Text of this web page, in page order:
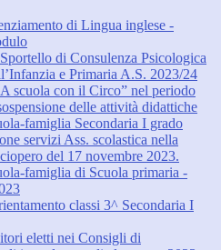
di Lingua inglese -
di Consulenza Psicologica
e Primaria A.S. 2023/24
scuola con il Circo” nel periodo
delle attività didattiche
famiglia Secondaria I grado
servizi Ass. scolastica nella
del 17 novembre 2023.
famiglia di Scuola primaria -
classi 3^ Secondaria I
eletti nei Consigli di